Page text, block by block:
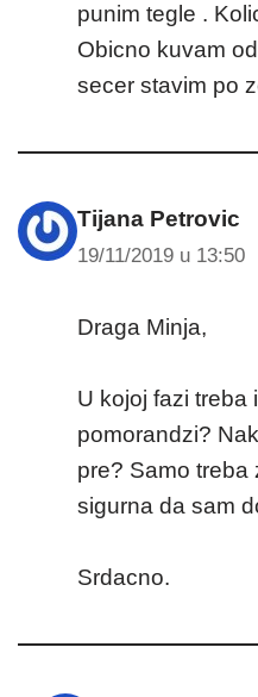
punim tegle .
Obicno kuvam
secer stavim po
Tijana Petrovic
19/11/2019 u 13:50
Draga Minja,
U kojoj fazi treba
pomorandzi?
pre? Samo treba
sigurna da sam
Srdacno.